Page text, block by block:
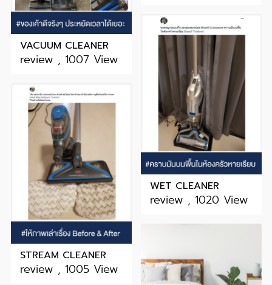
VACUUM CLEANER
review , 1007 View
WET CLEANER
review , 1020 View
STREAM CLEANER
review , 1005 View